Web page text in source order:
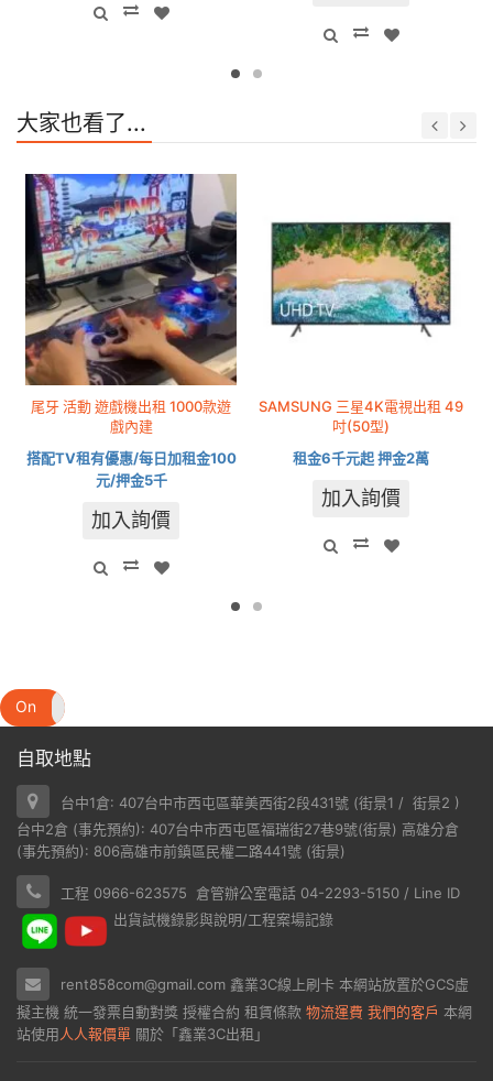
大家也看了...
尾牙 活動 遊戲機出租 1000款遊
戲內建
搭配TV租有優惠/每日加租金100
元/押金5千
加入詢價
SAMSUNG 三星4K電視出租 49
吋(50型)
租金6千元起 押金2萬
加入詢價
On
自取地點
台中1倉: 407台中市西屯區華美西街2段431號 (街景1 / 街景2 )
台中2倉 (事先預約): 407台中市西屯區福瑞街27巷9號(街景) 高雄分倉
(事先預約): 806高雄市前鎮區民權二路441號 (街景)
工程 0966-623575 倉管辦公室電話 04-2293-5150 / Line ID
出貨試機錄影與說明/工程案場記錄
rent858com@gmail.com 鑫業3C線上刷卡 本網站放置於GCS虛
擬主機 統一發票自動對獎 授權合約 租賃條款 物流運費 我們的客戶 本網
站使用人人報價單 關於「鑫業3C出租」